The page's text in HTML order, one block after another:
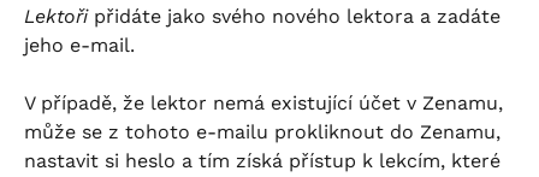
Lektoři přidáte jako svého nového lektora a zadáte
jeho e-mail.
V případě, že lektor nemá existující účet v Zenamu,
může se z tohoto e-mailu prokliknout do Zenamu,
nastavit si heslo a tím získá přístup k lekcím, které